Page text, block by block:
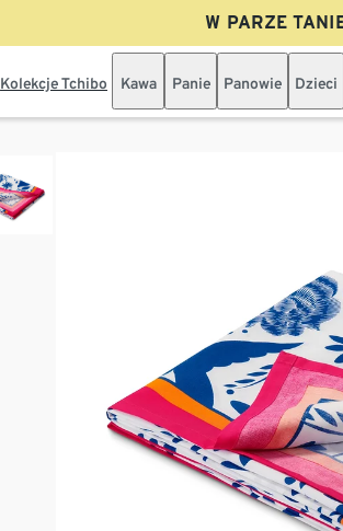
W PARZE
Kolekcje Tchibo Kawa Panie Panowie Dzieci